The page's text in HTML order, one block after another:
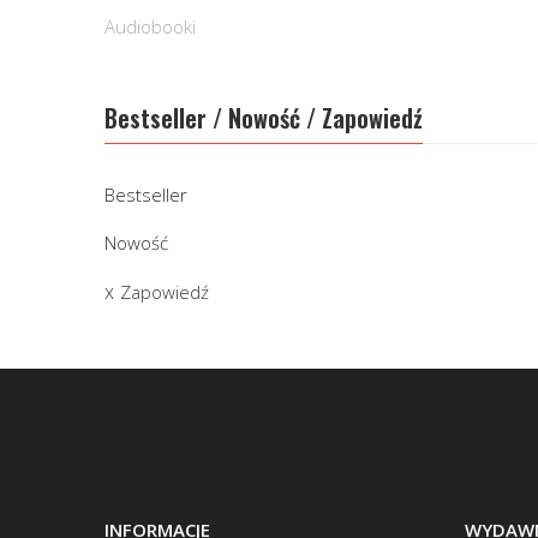
Audiobooki
Bestseller / Nowość / Zapowiedź
Bestseller
Nowość
Zapowiedź
INFORMACJE